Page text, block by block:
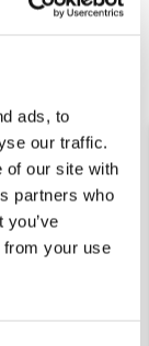
ads, to
our traffic.
of our site with
partners who
from your use